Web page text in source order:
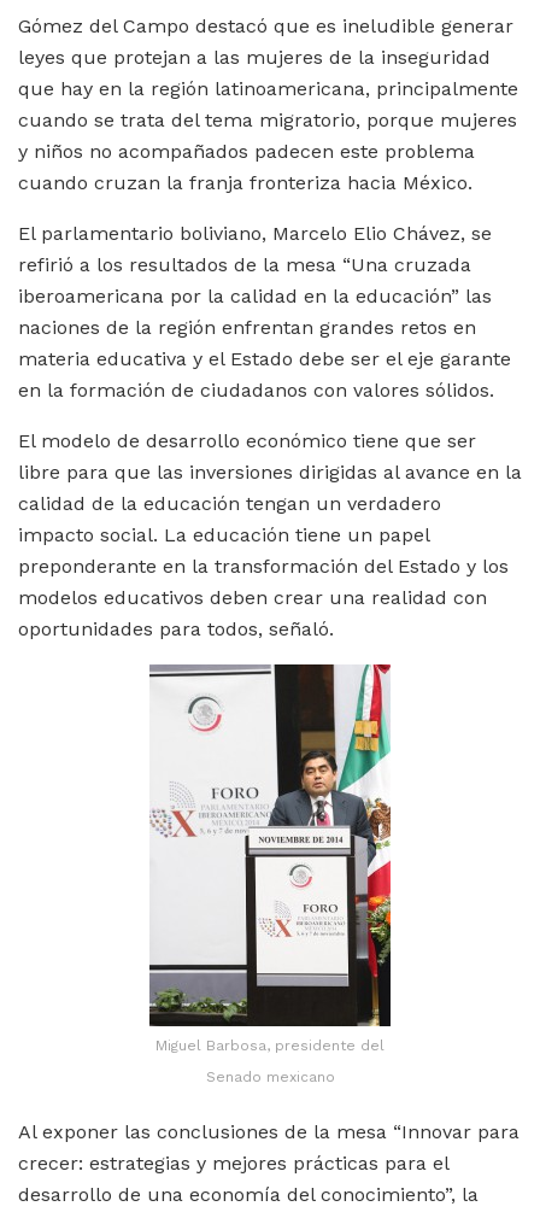
Gómez del Campo destacó que es ineludible generar
leyes que protejan a las mujeres de la inseguridad
que hay en la región latinoamericana, principalmente
cuando se trata del tema migratorio, porque mujeres
y niños no acompañados padecen este problema
cuando cruzan la franja fronteriza hacia México.
El parlamentario boliviano, Marcelo Elio Chávez, se
refirió a los resultados de la mesa “Una cruzada
iberoamericana por la calidad en la educación” las
naciones de la región enfrentan grandes retos en
materia educativa y el Estado debe ser el eje garante
en la formación de ciudadanos con valores sólidos.
El modelo de desarrollo económico tiene que ser
libre para que las inversiones dirigidas al avance en la
calidad de la educación tengan un verdadero
impacto social. La educación tiene un papel
preponderante en la transformación del Estado y los
modelos educativos deben crear una realidad con
oportunidades para todos, señaló.
Miguel Barbosa, presidente del
Senado mexicano
Al exponer las conclusiones de la mesa “Innovar para
crecer: estrategias y mejores prácticas para el
desarrollo de una economía del conocimiento”, la